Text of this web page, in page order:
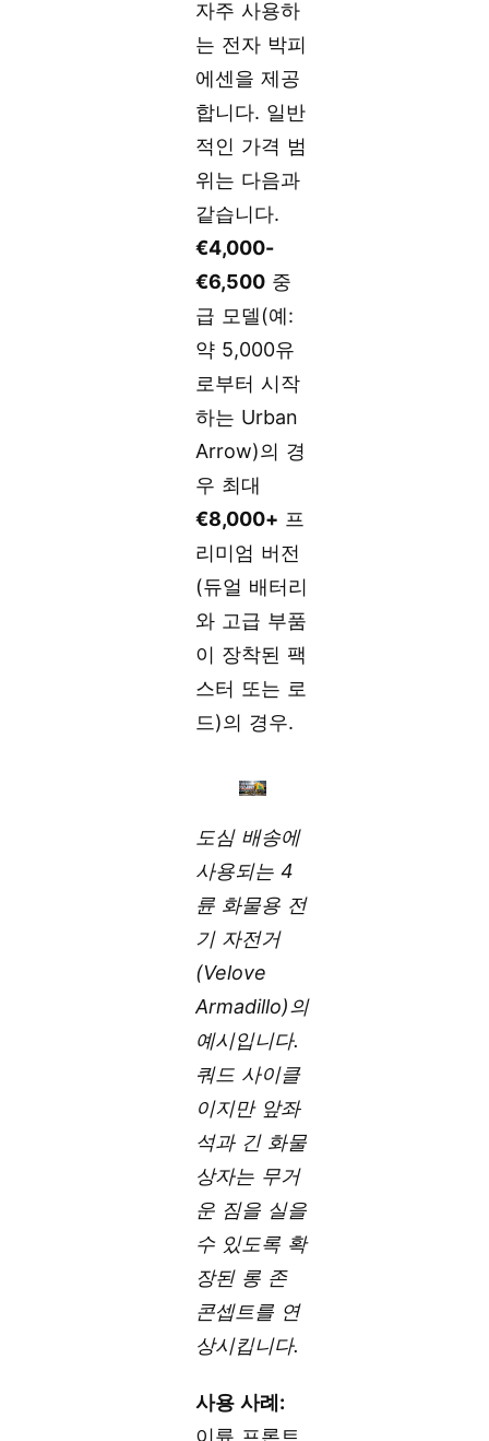
자주 사용하
는 전자 박피
에센을 제공
합니다. 일반
적인 가격 범
위는 다음과
같습니다.
€4,000-
€6,500 중
급 모델(예:
약 5,000유
로부터 시작
하는 Urban
Arrow)의 경
우 최대
€8,000+ 프
리미엄 버전
(듀얼 배터리
와 고급 부품
이 장착된 팩
스터 또는 로
드)의 경우.
도심 배송에
사용되는 4
륜 화물용 전
기 자전거
(Velove
Armadillo)의
예시입니다.
쿼드 사이클
이지만 앞좌
석과 긴 화물
상자는 무거
운 짐을 실을
수 있도록 확
장된 롱 존
콘셉트를 연
상시킵니다.
사용 사례: